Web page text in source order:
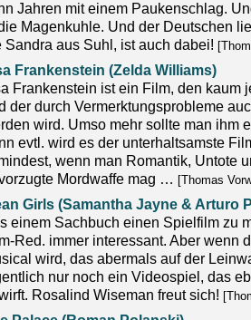
Jahren mit einem Paukenschlag.
Magenkuhle. Und der Deutschen
Sandra aus Suhl, ist auch dabei!
Frankenstein (Zelda Williams)
Frankenstein ist ein Film, den kaum
der durch Vermerktungsprobleme
wird. Umso mehr sollte man ihm
evtl. wird es der unterhaltsamste
wenn man Romantik, Untote
Mordwaffe mag … [Thomas
Girls (Samantha Jayne & Arturo
einem Sachbuch einen Spielfilm zu
Red. immer interessant. Aber wenn
wird, das abermals auf der
nur noch ein Videospiel, das
Rosalind Wiseman freut sich!